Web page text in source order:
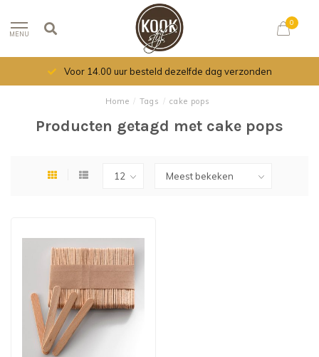
MENU
0
Voor 14.00 uur besteld dezelfde dag verzonden
Home / Tags / cake pops
Producten getagd met cake pops